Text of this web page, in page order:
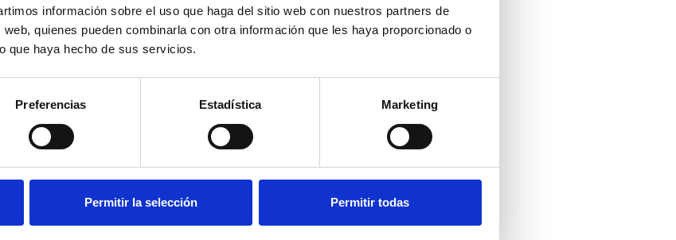
información sobre el uso que haga del sitio web con nuestros partners de
quienes pueden combinarla con otra información que les haya proporcionado o
que haya hecho de sus servicios.
Preferencias Estadística Marketing
Permitir la selección Permitir todas
solucionar las
puedan surgir en
de las
Conoce más
Bufete Jurídico Jover
Especialistas Derecho Laboral, con
despachos de referencia en
Barcelona y Madrid.
Conoce más